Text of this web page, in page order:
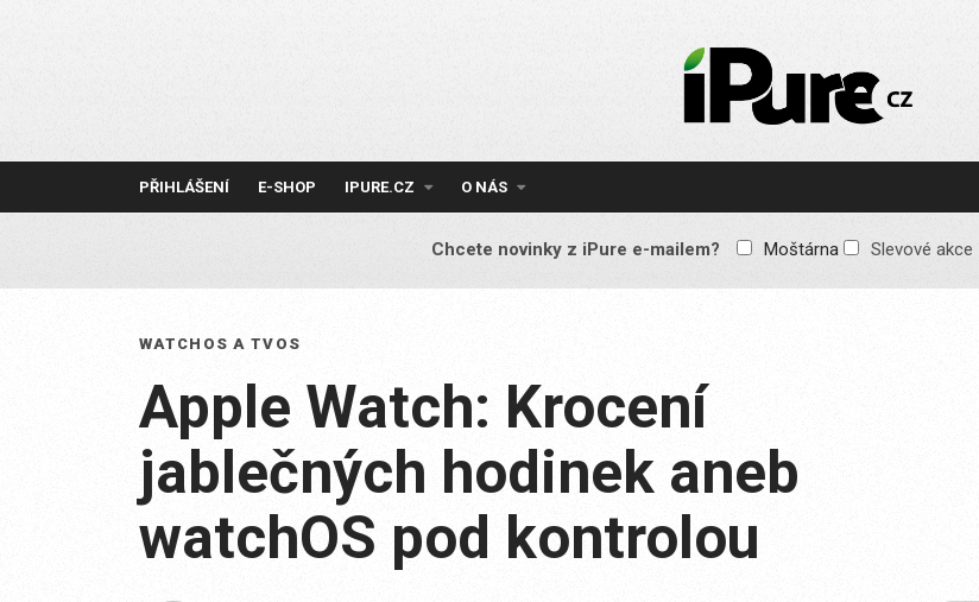
IPURE.CZ
Prémiový Apple e-
reklamy, žádné
obsah pro všechny
PŘIHLÁŠENÍ E-SHOP IPURE.CZ O NÁS
Chcete novinky z iPure e-mailem? Moštárna Slevové akce
WATCHOS A TVOS
Apple Watch: Krocení
jablečných hodinek aneb
watchOS pod kontrolou